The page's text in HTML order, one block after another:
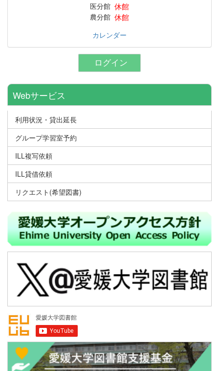
医分館 休館
農分館 休館
カレンダー
ログイン
Webサービス
利用状況・貸出延長
グループ学習室予約
ILL複写依頼
ILL貸借依頼
リクエスト(希望図書)